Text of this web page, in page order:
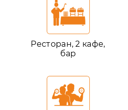
Ресторан, 2 кафе,
бар